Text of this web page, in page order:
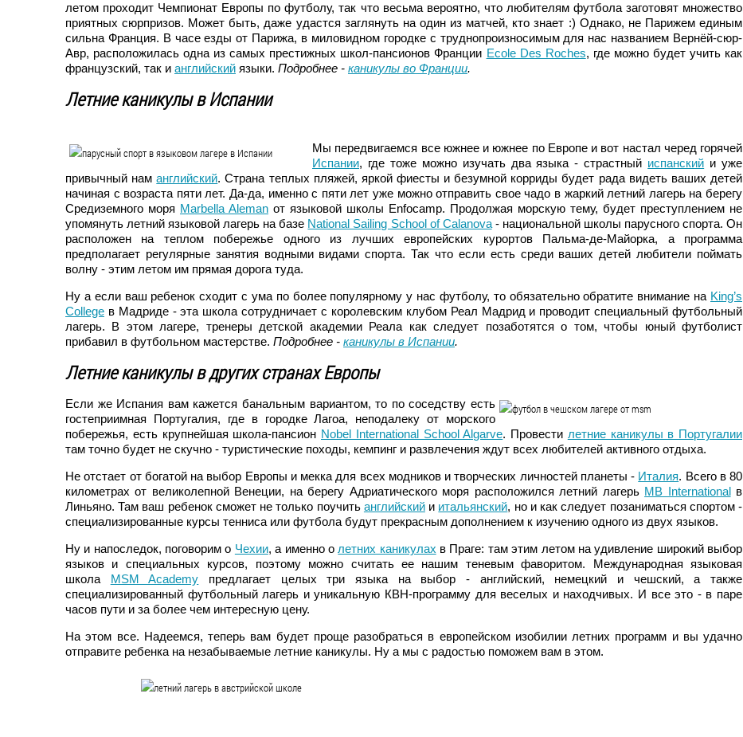
летом проходит Чемпионат Европы по футболу, так что весьма вероятно, что любителям футбола заготовят множество
приятных сюрпризов. Может быть, даже удастся заглянуть на один из матчей, кто знает :) Однако, не Парижем единым
сильна Франция. В часе езды от Парижа, в миловидном городке с труднопроизносимым для нас названием Вернёй-сюр-
Авр, расположилась одна из самых престижных школ-пансионов Франции Ecole Des Roches, где можно будет учить как
французский, так и английский языки. Подробнее - каникулы во Франции.
Летние каникулы в Испании
Мы передвигаемся все южнее и южнее по Европе и вот настал черед горячей
Испании, где тоже можно изучать два языка - страстный испанский и уже
привычный наманглийский. Страна теплых пляжей, яркой фиесты и безумной корриды будет рада видеть ваших детей
начиная с возраста пяти лет. Да-да, именно с пяти лет уже можно отправить свое чадо в жаркий летний лагерь на берегу
Средиземного моря Marbella Aleman от языковой школы Enfocamp. Продолжая морскую тему, будет преступлением не
упомянуть летний языковой лагерь на базе National Sailing School of Calanova- национальной школы парусного спорта. Он
расположен на теплом побережье одного из лучших европейских курортов Пальма-де-Майорка, а программа
предполагает регулярные занятия водными видами спорта. Так что если есть среди ваших детей любители поймать
волну - этим летом им прямая дорога туда.
Ну а если ваш ребенок сходит с ума по более популярному у нас футболу, то обязательно обратите внимание на King’s
College в Мадриде - эта школа сотрудничает с королевским клубом Реал Мадрид и проводит специальный футбольный
лагерь. В этом лагере, тренеры детской академии Реала как следует позаботятся о том, чтобы юный футболист
прибавил в футбольном мастерстве. Подробнее - каникулы в Испании.
Летние каникулы в других странах Европы
Если же Испания вам кажется банальным вариантом, то по соседству есть
гостеприимная Португалия, где в городке Лагоа, неподалеку от морского
побережья, есть крупнейшая школа-пансион Nobel International School Algarve. Провести летние каникулы в Португалии
там точно будет не скучно - туристические походы, кемпинг и развлечения ждут всех любителей активного отдыха.
Не отстает от богатой на выбор Европы и мекка для всех модников и творческих личностей планеты - Италия. Всего в 80
километрах от великолепной Венеции, на берегу Адриатического моря расположился летний лагерь MB Internationalв
Линьяно. Там ваш ребенок сможет не только поучить английскийи итальянский, но и как следует позаниматься спортом -
специализированные курсы тенниса или футбола будут прекрасным дополнением к изучению одного из двух языков.
Ну и напоследок, поговорим о Чехии, а именно о летних каникулах в Праге: там этим летом на удивление широкий выбор
языков и специальных курсов, поэтому можно считать ее нашим теневым фаворитом. Международная языковая
школа MSM Academy предлагает целых три языка на выбор - английский, немецкий и чешский, а также
специализированный футбольный лагерь и уникальную КВН-программу для веселых и находчивых. И все это - в паре
часов пути и за более чем интересную цену.
На этом все. Надеемся, теперь вам будет проще разобраться в европейском изобилии летних программ и вы удачно
отправите ребенка на незабываемые летние каникулы. Ну а мы с радостью поможем вам в этом.